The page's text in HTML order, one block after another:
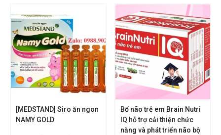
[MEDSTAND] Siro ăn ngon
NAMY GOLD
Bổ não trẻ em Brain Nutri
IQ hỗ trợ cải thiện chức
năng và phát triển não bộ